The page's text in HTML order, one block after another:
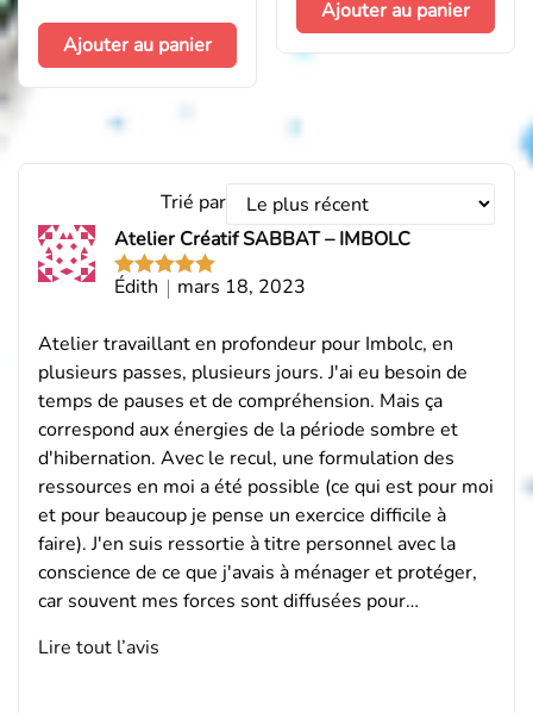
Ajouter au panier
Ajouter au panier
Trié parTrier
avis
par
Note5
sur
Atelier Créatif SABBAT – IMBOLC
Édith
mars 18, 2023
Atelier travaillant en profondeur pour Imbolc, en
plusieurs passes, plusieurs jours. J'ai eu besoin de
temps de pauses et de compréhension. Mais ça
correspond aux énergies de la période sombre et
d'hibernation. Avec le recul, une formulation des
ressources en moi a été possible (ce qui est pour moi
et pour beaucoup je pense un exercice difficile à
faire). J'en suis ressortie à titre personnel avec la
conscience de ce que j'avais à ménager et protéger,
car souvent mes forces sont diffusées pour…
Lire tout l’avis